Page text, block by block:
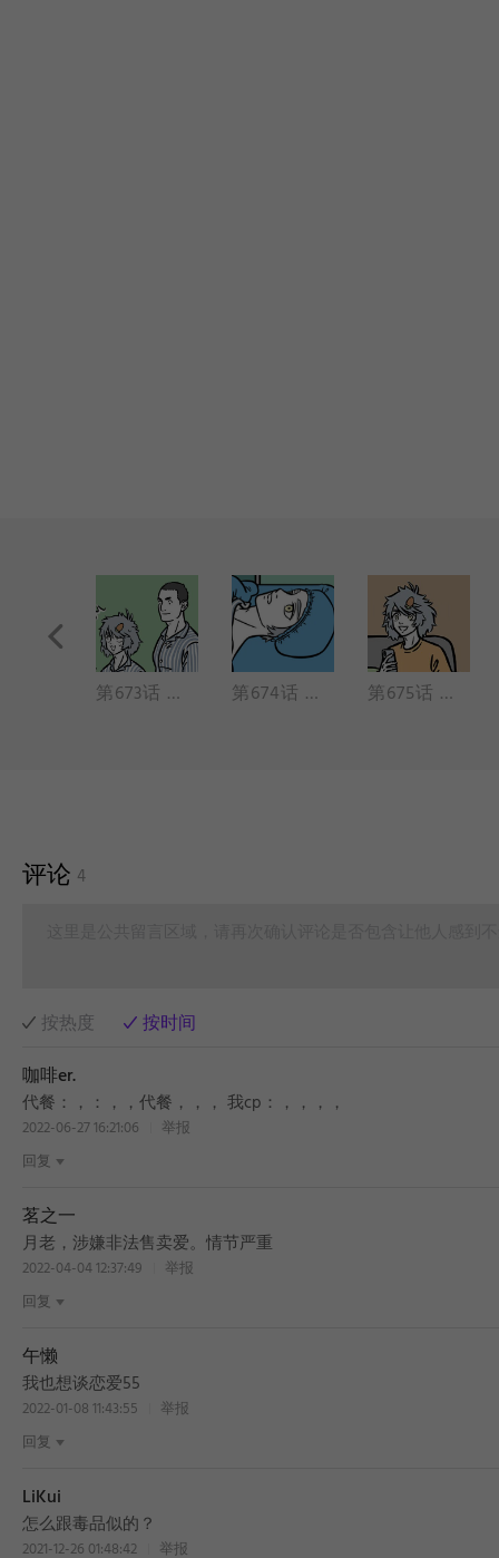
第673话 手术之前要做好准备。 第674话 原来做手术的时候真的可以聊天。 第675话 照顾病号就是要面面俱到。
评论 4
按热度
按时间
咖啡er.
代餐：，：，，代餐，，， 我cp：，，，，
2022-06-27 16:21:06
举报
回复
茗之一
月老，涉嫌非法售卖爱。情节严重
2022-04-04 12:37:49
举报
回复
午懒
我也想谈恋爱55
2022-01-08 11:43:55
举报
回复
LiKui
怎么跟毒品似的？
2021-12-26 01:48:42 举报